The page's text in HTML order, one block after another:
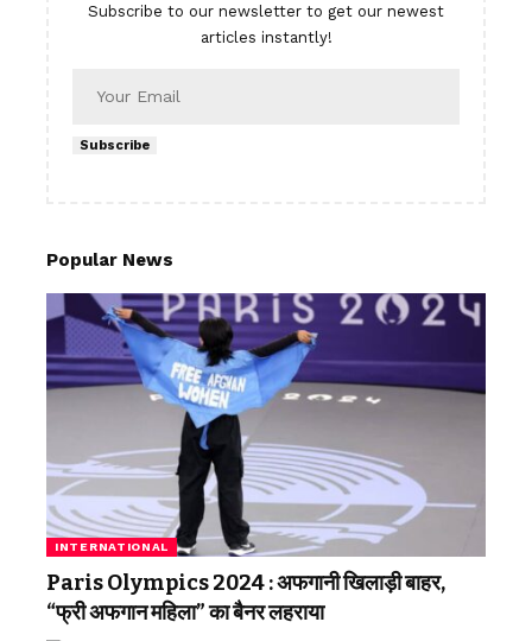
Subscribe to our newsletter to get our newest
articles instantly!
Subscribe
Popular News
INTERNATIONAL
Paris Olympics 2024 : अफगानी खिलाड़ी बाहर,
“फ्री अफगान महिला” का बैनर लहराया